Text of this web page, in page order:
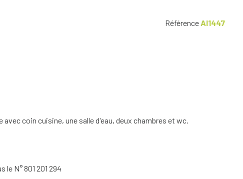
RéférenceAI1447
coin cuisine, une salle d'eau, deux chambres et wc.
N° 801 201 294